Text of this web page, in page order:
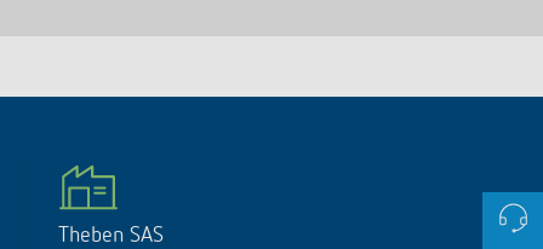
Theben SAS